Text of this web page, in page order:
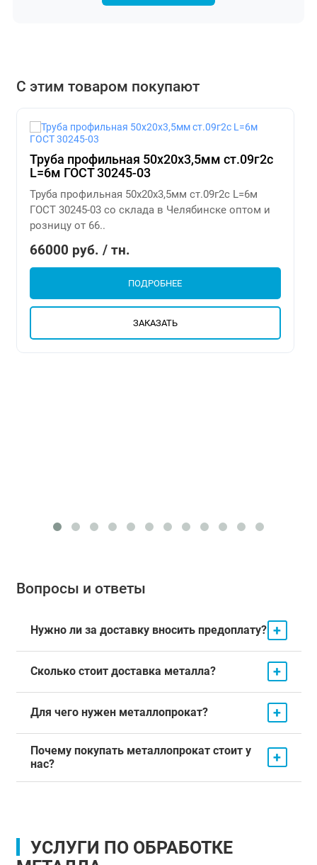
С этим товаром покупают
Труба профильная 50х20х3,5мм ст.09г2с
L=6м ГОСТ 30245-03
Труба профильная 50х20х3,5мм ст.09г2с L=6м
ГОСТ 30245-03 со склада в Челябинске оптом и
розницу от 66..
66000 руб. / тн.
ПОДРОБНЕЕ
ЗАКАЗАТЬ
Вопросы и ответы
Нужно ли за доставку вносить предоплату? +
Сколько стоит доставка металла? +
Для чего нужен металлопрокат? +
Почему покупать металлопрокат стоит у
нас?
+
УСЛУГИ ПО ОБРАБОТКЕ